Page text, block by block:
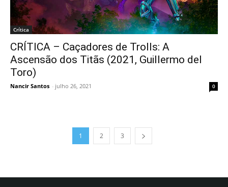
Crítica
CRÍTICA – Caçadores de Trolls: A
Ascensão dos Titãs (2021, Guillermo del
Toro)
Nancir Santos - julho 26, 2021 0
1 2 3